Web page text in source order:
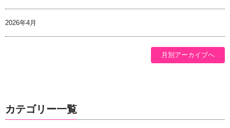
2026年4月
月別アーカイブへ
カテゴリー一覧